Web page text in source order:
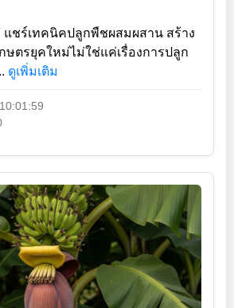
แชร์เทคนิคปลูกพืชผสมผสาน สร้าง
ษตรยุคใหม่ไม่ใช่แค่เรื่องการปลูก
ดูเพิ่มเติม